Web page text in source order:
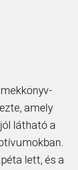
amely
látható a
lett, és a